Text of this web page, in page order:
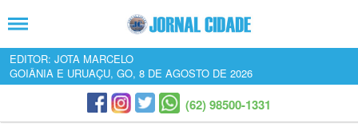
EDITOR: JOTA MARCELO
GOIÂNIA E URUAÇU, GO, 8 DE AGOSTO DE 2026
(62) 98500-1331